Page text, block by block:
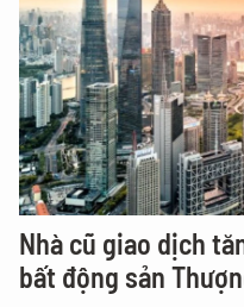
Nhà cũ giao dịch
bất động sản